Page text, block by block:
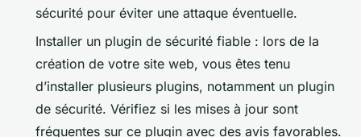
sécurité pour éviter une attaque éventuelle.
Installer un plugin de sécurité fiable : lors de la
création de votre site web, vous êtes tenu
d’installer plusieurs plugins, notamment un plugin
de sécurité. Vérifiez si les mises à jour sont
fréquentes sur ce plugin avec des avis favorables.